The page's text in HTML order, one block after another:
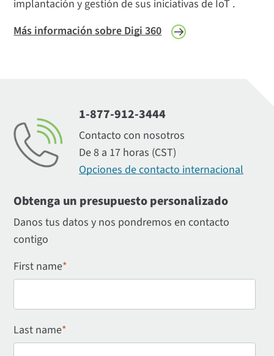
implantación y gestión de sus iniciativas de IoT .
Más información sobre Digi 360
1-877-912-3444
Contacto con nosotros
De 8 a 17 horas (CST)
Opciones de contacto internacional
Obtenga un presupuesto personalizado
Danos tus datos y nos pondremos en contacto
contigo
First name*
Last name*